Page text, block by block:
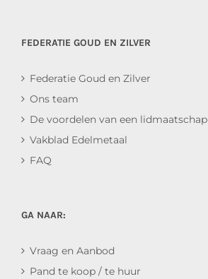
FEDERATIE GOUD EN ZILVER
Federatie Goud en Zilver
Ons team
De voordelen van een lidmaatschap
Vakblad Edelmetaal
FAQ
GA NAAR:
Vraag en Aanbod
Pand te koop / te huur